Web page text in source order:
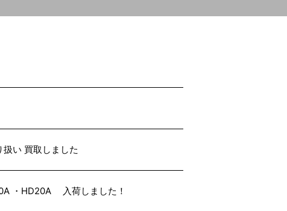
い 買取しました
・HD20A 入荷しました！